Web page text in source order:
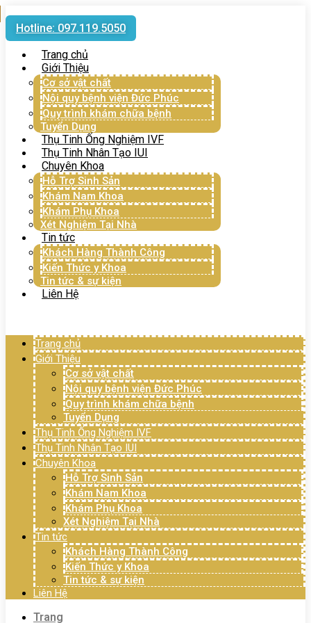
Hotline: 097.119.5050
Trang chủ
Giới Thiệu
Cơ sở vật chất
Nội quy bệnh viện Đức Phúc
Quy trình khám chữa bệnh
Tuyển Dụng
Thụ Tinh Ống Nghiệm IVF
Thụ Tinh Nhân Tạo IUI
Chuyên Khoa
Hỗ Trợ Sinh Sản
Khám Nam Khoa
Khám Phụ Khoa
Xét Nghiệm Tại Nhà
Tin tức
Khách Hàng Thành Công
Kiến Thức y Khoa
Tin tức & sự kiện
Liên Hệ
Trang chủ
Giới Thiệu
Cơ sở vật chất
Nội quy bệnh viện Đức Phúc
Quy trình khám chữa bệnh
Tuyển Dụng
Thụ Tinh Ống Nghiệm IVF
Thụ Tinh Nhân Tạo IUI
Chuyên Khoa
Hỗ Trợ Sinh Sản
Khám Nam Khoa
Khám Phụ Khoa
Xét Nghiệm Tại Nhà
Tin tức
Khách Hàng Thành Công
Kiến Thức y Khoa
Tin tức & sự kiện
Liên Hệ
Trang